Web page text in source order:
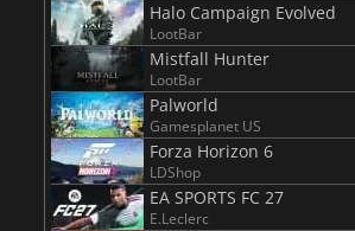
6.77€
Total War WARHAMMER 3
Halo Campaign Evolved
LootBar
Mistfall Hunter
LootBar
Palworld
Gamesplanet US
Forza Horizon 6
LDShop
EA SPORTS FC 27
E.Leclerc